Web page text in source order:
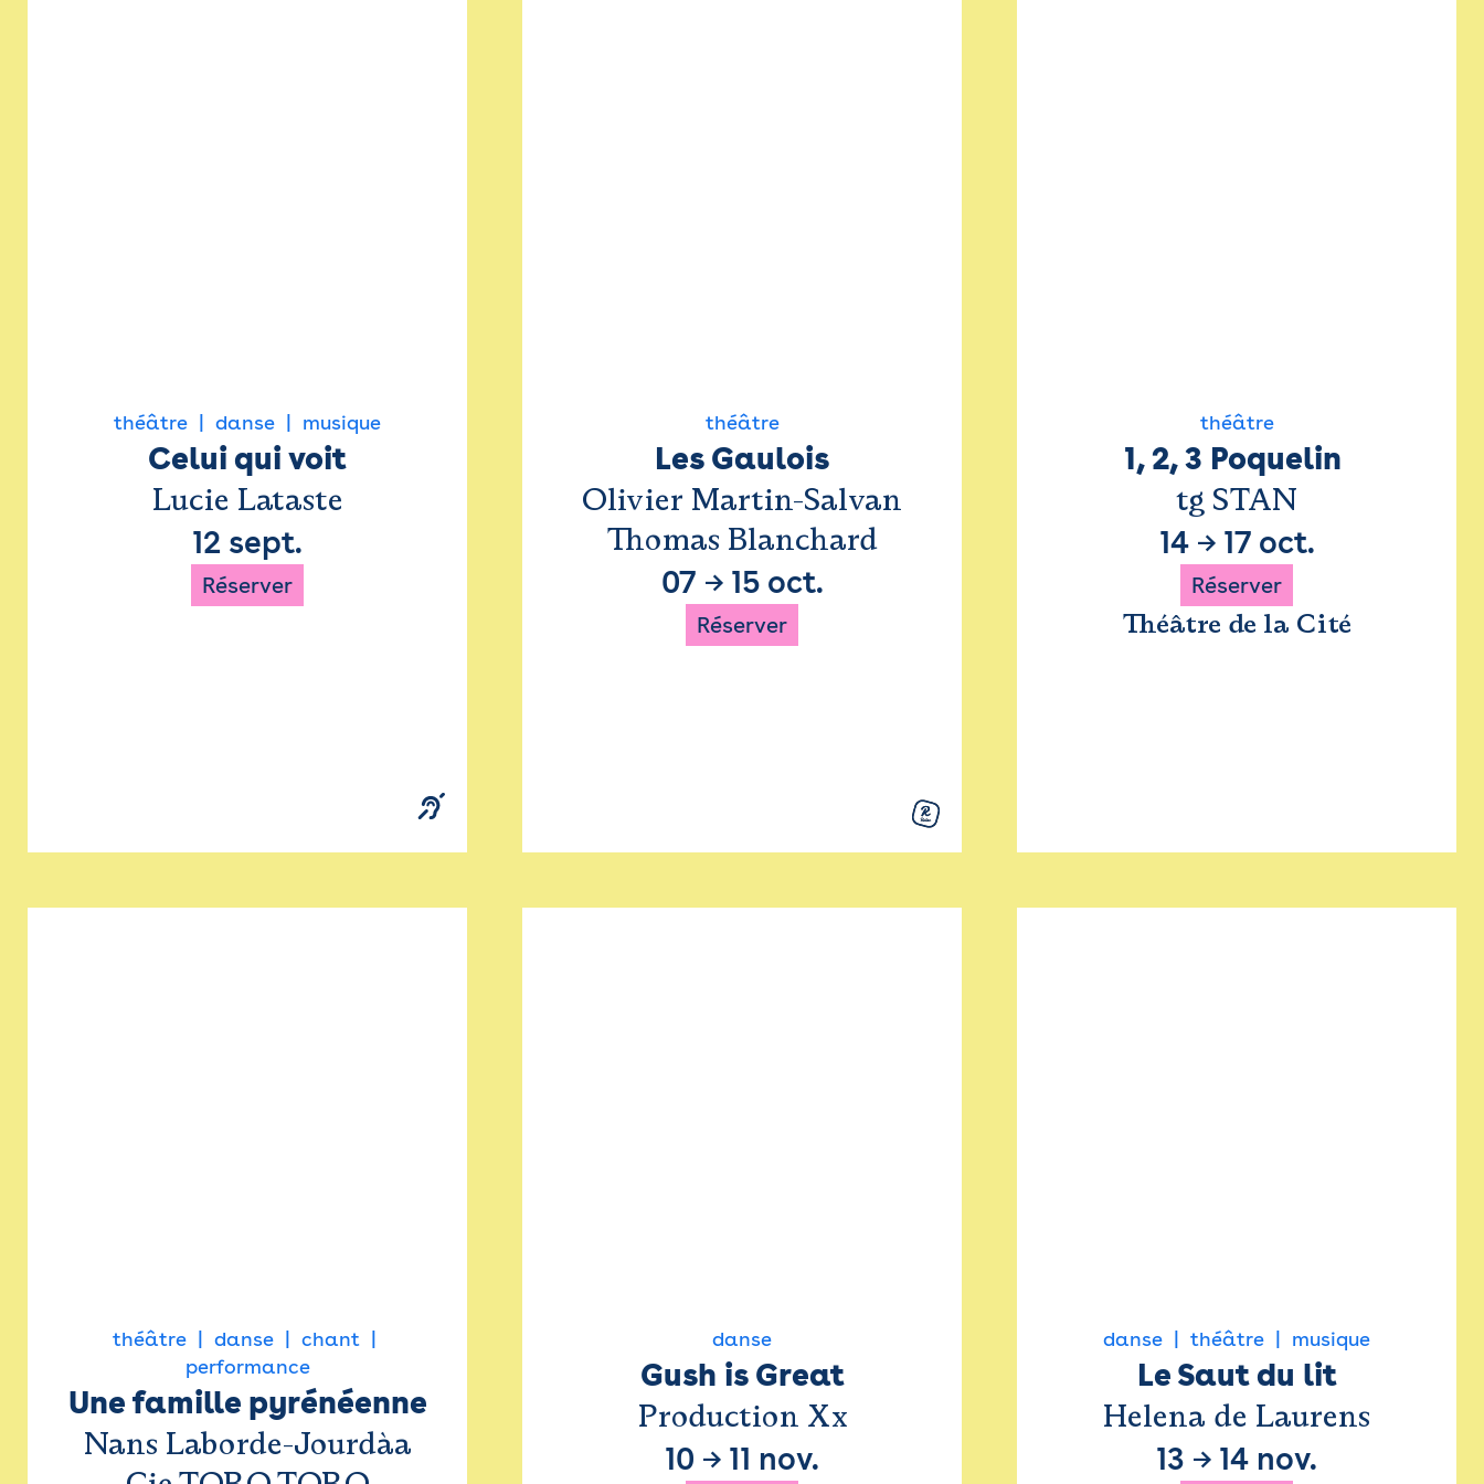
théâtre danse musique
Celui qui voit
Lucie Lataste
12 sept.
Réserver
théâtre
Les Gaulois
Olivier Martin-Salvan
Thomas Blanchard
07 → 15 oct.
Réserver
théâtre
1, 2, 3 Poquelin
tg STAN
14→ 17 oct.
Réserver
Théâtre de la Cité
théâtre danse
chant
performance
Une famille pyrénéenne
Nans Laborde-Jourdàa
danse
Gush is Great
Production Xx
10 → 11 nov.
danse théâtre musique
Le Saut du lit
Helena de Laurens
13 → 14 nov.